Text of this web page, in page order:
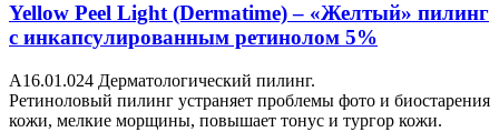
Yellow Peel Light (Dermatime) – «Желтый» пилинг
с инкапсулированным ретинолом 5%
A16.01.024 Дерматологический пилинг.
Ретиноловый пилинг устраняет проблемы фото и биостарения
кожи, мелкие морщины, повышает тонус и тургор кожи.